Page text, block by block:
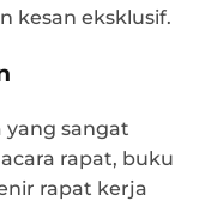
kesan eksklusif.
sangat
rapat, buku
rapat kerja